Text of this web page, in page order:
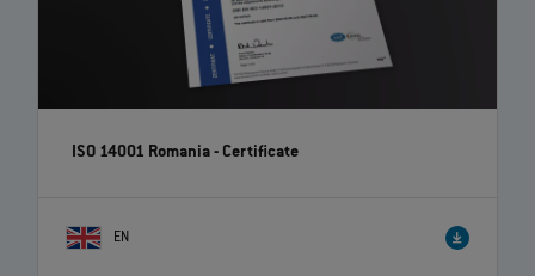
ISO 14001 Romania - Certificate
EN